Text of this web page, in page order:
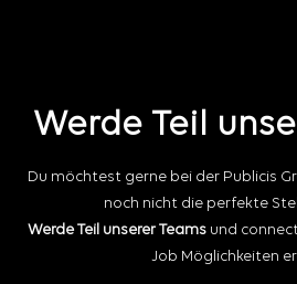
Werde Teil
Du möchtest gerne bei der Publicis
noch nicht die perfekte
Werde Teil unserer Teams und
Job Möglichkeiten